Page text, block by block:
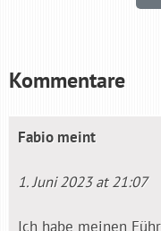
Kommentare
Fabio meint
1. Juni 2023 at 21:07
Ich habe meinen